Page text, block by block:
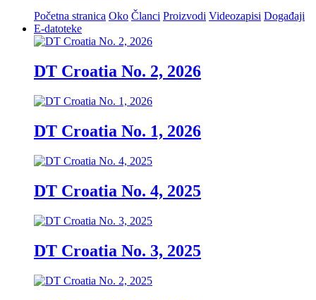
Početna stranica Oko Članci Proizvodi Videozapisi Događaji
E-datoteke
DT Croatia No. 2, 2026
DT Croatia No. 1, 2026
DT Croatia No. 4, 2025
DT Croatia No. 3, 2025